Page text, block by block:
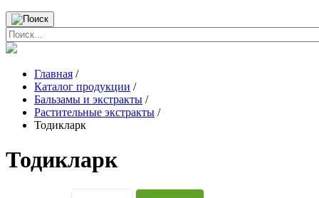
Главная /
Каталог продукции /
Бальзамы и экстракты /
Растительные экстракты /
Тодикларк
Тодикларк